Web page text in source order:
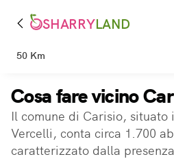
SHARRYLAND
50 Km
Cosa fare vicino
Il comune di Carisio, situato
Vercelli, conta circa 1.700
caratterizzato dalla